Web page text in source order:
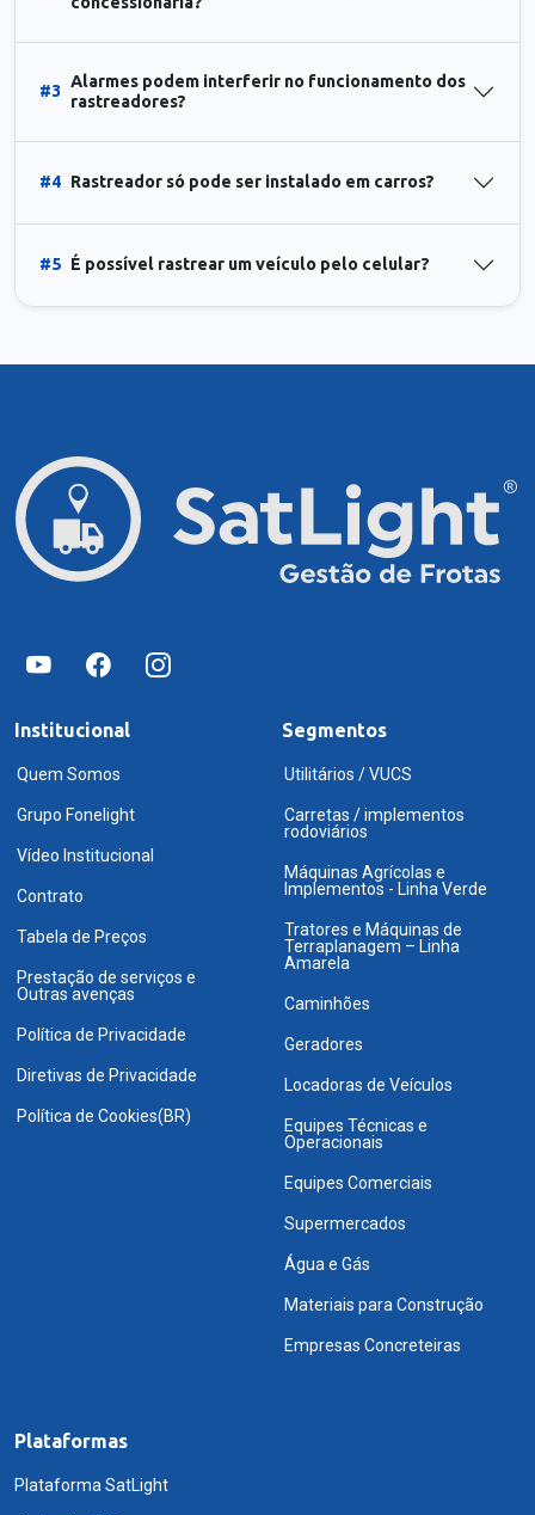
#3
Alarmes podem interferir no funcionamento dos
rastreadores?
#4 Rastreador só pode ser instalado em carros?
#5 É possível rastrear um veículo pelo celular?
Institucional
Quem Somos
Grupo Fonelight
Vídeo Institucional
Contrato
Tabela de Preços
Prestação de serviços e
Outras avenças
Política de Privacidade
Diretivas de Privacidade
Política de Cookies(BR)
Segmentos
Utilitários / VUCS
Carretas / implementos
rodoviários
Máquinas Agrícolas e
Implementos - Linha Verde
Tratores e Máquinas de
Terraplanagem – Linha
Amarela
Caminhões
Geradores
Locadoras de Veículos
Equipes Técnicas e
Operacionais
Equipes Comerciais
Supermercados
Água e Gás
Materiais para Construção
Empresas Concreteiras
Plataformas
Plataforma SatLight